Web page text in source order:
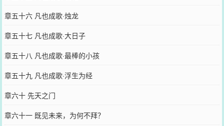
章五十六 凡也成歌·烛龙
章五十七 凡也成歌·大日子
章五十八 凡也成歌·最棒的小孩
章五十九 凡也成歌·浮生为经
章六十 先天之门
章六十一 既见未来，为何不拜？